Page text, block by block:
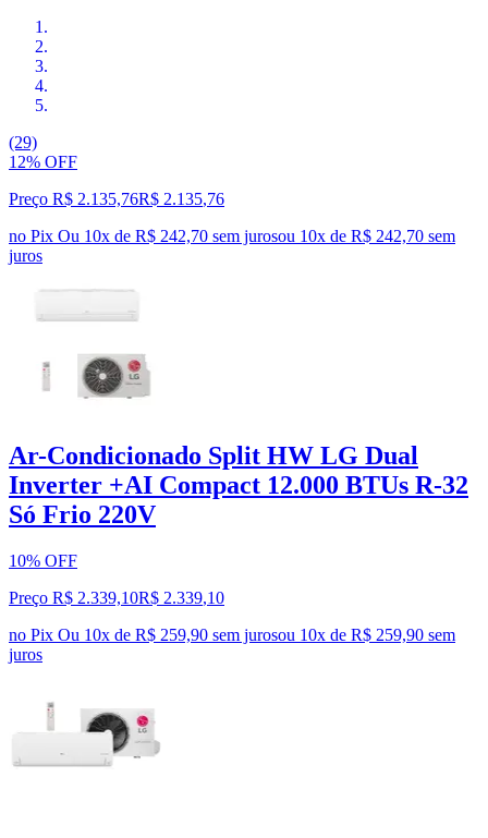
(29)
12% OFF
Preço R$ 2.135,76R$ 2.135,76
no Pix Ou 10x de R$ 242,70 sem jurosou 10x de R$ 242,70 sem
juros
Ar-Condicionado Split HW LG Dual
Inverter +AI Compact 12.000 BTUs R-32
Só Frio 220V
10% OFF
Preço R$ 2.339,10R$ 2.339,10
no Pix Ou 10x de R$ 259,90 sem jurosou 10x de R$ 259,90 sem
juros